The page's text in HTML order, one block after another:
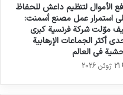
الأموال لتنظيم داعش للحفاظ
استمرار عمل مصنع أسمنت:
موّلت شركة فرنسية كبرى
أكثر الجماعات الإرهابية
في العالم
21 ژوئن 2026